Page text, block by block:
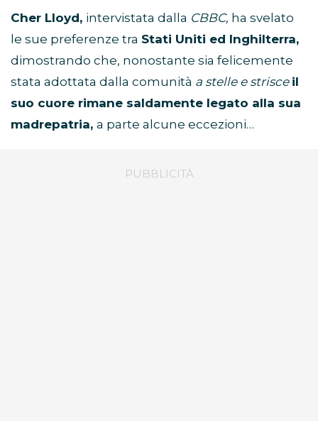
Cher Lloyd, intervistata dalla CBBC, ha svelato
le sue preferenze tra Stati Uniti ed Inghilterra,
dimostrando che, nonostante sia felicemente
stata adottata dalla comunità a stelle e strisce il
suo cuore rimane saldamente legato alla sua
madrepatria, a parte alcune eccezioni…